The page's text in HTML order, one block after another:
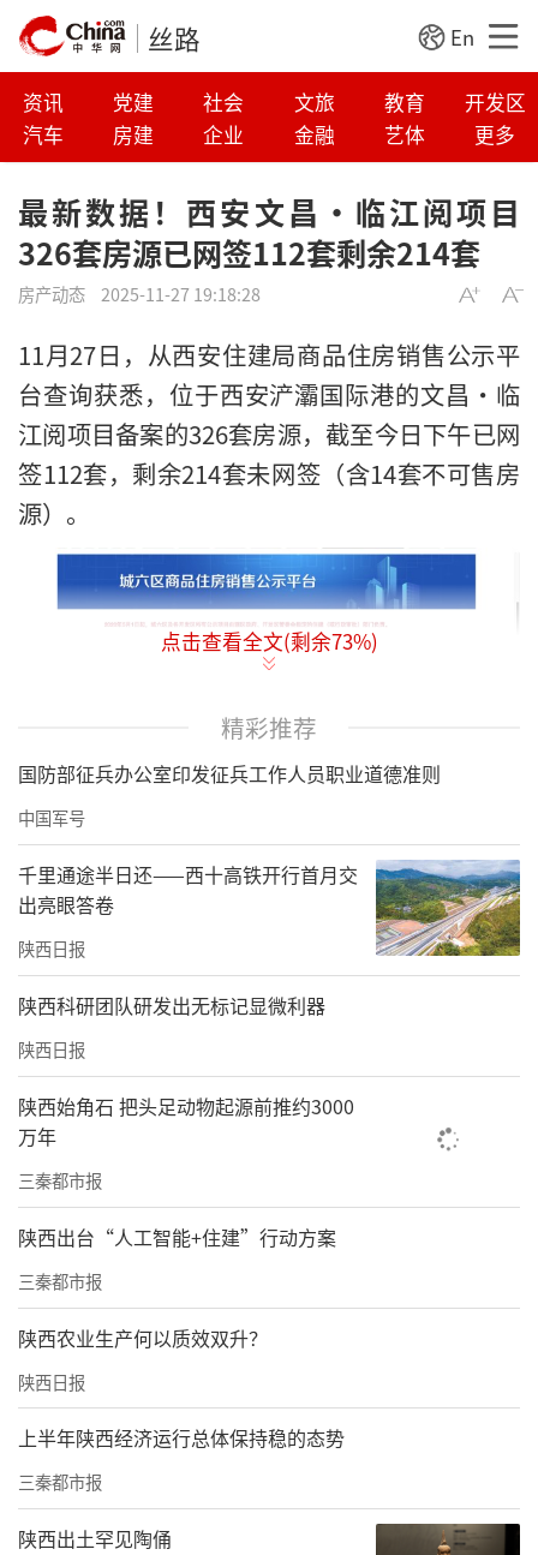
丝路 En
资讯 党建 社会 文旅 教育
开发区
汽车
房建 企业 金融 艺体 更多
最新数据！西安文昌·临江阅项目
326套房源已网签112套剩余214套
房产动态 2025-11-27 19:18:28
11月27日，从西安住建局商品住房销售公示平
台查询获悉，位于西安浐灞国际港的文昌·临
江阅项目备案的326套房源，截至今日下午已网
签112套，剩余214套未网签（含14套不可售房
源）。
查询获悉，该项目分两批公示，第一批公示的1
#、4#、5#、11#的房源，第二批公示了6#、7
#、9#楼房源，共计326套。
该项目房源分两批进行公示销售，具体销售情
况如下：2025年9月24日首批公示的1#、4#、5
#、11#楼，共计197套房源。其中，1#楼规划6
8套房源，已网签36套，未网签32套；4#楼共3
1套房源，网签10套，剩余21套（含2套不可售
房源）；5#楼34套房源中，网签14套，剩余20
套（含4套不可售房源）；11#楼68套房源已网
签20套，剩余48套可售。
2025年10月24日第二批公示的6#、7#、9#楼，
共计129套房源。6#楼31套房源已网签3套，剩
余28套；7#楼36套房源中，网签6套，剩余30
套（含7套不可售房源）；9#楼68套房源已网签
23套，剩余45套（含1套不可网签房源）。
点击查看全文(剩余73%)
精彩推荐
国防部征兵办公室印发征兵工作人员职业道德准则
中国军号
千里通途半日还——西十高铁开行首月交
出亮眼答卷
陕西日报
陕西科研团队研发出无标记显微利器
陕西日报
陕西始角石 把头足动物起源前推约3000
万年
三秦都市报
陕西出台“人工智能+住建”行动方案
三秦都市报
陕西农业生产何以质效双升？
陕西日报
上半年陕西经济运行总体保持稳的态势
三秦都市报
陕西出土罕见陶俑